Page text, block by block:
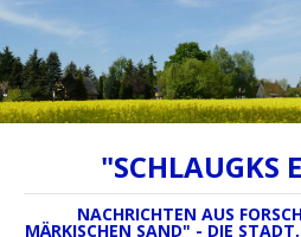
"SCHLAUGKS
NACHRICHTEN AUS
MÄRKISCHEN SAND" - DIE